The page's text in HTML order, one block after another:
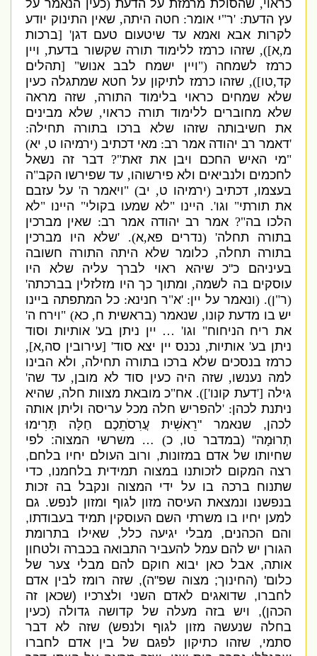
כראוי,שהסולת מרמזת על הדעת(כעין הנאמר על
עץ הדעת: 'ר "י אומר:חטה היתה,שאין התינוק יודע
לקרות אבא ואמא עד שיטעום טעם דגן' [ ברכות
,א]),שזהו כרמז ללימוד תורה שקשור בדעת,ויין
כרמז לשמחה(" ויין ישמח לבב אנוש" [
תהלים
קד,טו]),שזהו כרמז לתיקון על חטא שמתגלה כעין
שלא שמחים כראוי בלימוד התורה,שזה מראה
שלא מחוברים ללימוד תורה כראוי,שלא מבינים
את חשיבותה שזהו שלא ברכו בתורה תחילה:
דאמר רב יהודה אמר רב:מאי דכתיב(ירמיהו ט ,יא )
מי האיש החכם ויבן את זאת"?דבר זה נשאל
לחכמים ולנביאים ולא פירשוהו,עד שפירשו הקב"ה
בעצמו,דכתיב(ירמיהו ט ,יב ) "ויאמר ה 'על עזבם
את תורתי"וגו'.היינו" לא שמעו בקולי"היינו" לא
הלכו בה"?אמר רב יהודה אמר רב:שאין מברכין
בתורה תחלה' ( נדרים פא,א). ' שלא היו מברכין
בתורה תחלה,כלומר שלא היתה התורה חשובה
בעיניהם כ
כ שיהא ראוי לברך עליה שלא היו
עוסקים בה לשמה,ומתוך כך היו מזלזלין בברכתה'
ר"ן). (ונאמר על יין : 'א "ר חנינא:כל המתפתה ביינו
יש בו מדעת קונו,שנאמר(בראשית ח ,כא) "וירח ה
את ריח הניחוח"וגו'
… יין ניתן בע'אותיות וסוד
ניתן בע'אותיות,נכנס יין יצא סוד' [עירובין סה,א],
כרמז בנסכים שלא ברכו בתורה תחילה,ולא הבינו
למה נענשו,שזה היה כעין סוד לא מובן,עד שה'
גילה[' דעת קונו']).אח"כ מובאתמצוות חלה,שהיא
ניתנת לכהן: 'להפריש חלה מכל עריסה וליתן אותה
לכהן, שנאמר
רֵאשִׁית עֲרִסֹתֵכֶם חַלָּה תָּרִימוּ
תְרוּמָה" ( במדבר טו,כ )
…משרשי המצוה:לפי
שחיותו של אדם במזונות,ורוב העולם יחיו בלחם,
רצה המקום לזכותנו במצוה תמידית בלחמנו,כדי
שתנוח ברכה בו על ידי המצוה ונקבל בה זכות
בנפשנו ונמצאת העיסה מזון לגוף ומזון לנפש.גם
למען יחיו בו משרתי השם העוסקין תמיד בעבודתו,
והם הכהנים,מבלי יגיעה כלל,שאילו בתרומת
הגורן יש להם עמל להעביר התבואה בכברה ולטחון
אותה,אבל כאן יבוא חוקם להם מבלי צער של
כלום' ( החינוך;מצוה שפ"ה),שזה רומז לבין אדם
לחברו,שדואגים לאדם השני ולצרכיו(
שכאן זה
הכהן),ויש בזה מעלה של קדושה גדולה(
כעין
בחלה שנעשה מזון לגוף ולנפש)שזה לא דבר
סתמי,שזהו כתיקון לפגם של בין אדם לחברו